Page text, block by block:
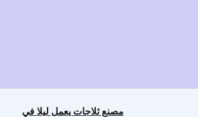
مصنع ثلاجات يعمل ليلا في